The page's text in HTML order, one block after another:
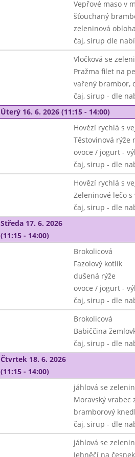
Vepřové maso v
šťouchaný
zeleninová
čaj, sirup dle
Vločková se
Pražma filet na
vařený brambor,
čaj, sirup - dle
Úterý 16. 6. 2026 (11:15 - 14:00)
Hovězí rychlá s
Těstovinová rýže
ovoce / jogurt -
čaj, sirup - dle
Hovězí rychlá s
Zeleninové lečo
čaj, sirup - dle
Středa 17. 6. 2026
(11:15 - 14:00)
Brokolicová
Fazolový kotlík
dušená rýže
ovoce / jogurt -
čaj, sirup - dle
Brokolicová
Babiččina
čaj, sirup - dle
Čtvrtek 18. 6. 2026
(11:15 - 14:00)
jáhlová se
Moravský
bramborový
čaj, sirup - dle
jáhlová se
Jehněčí na